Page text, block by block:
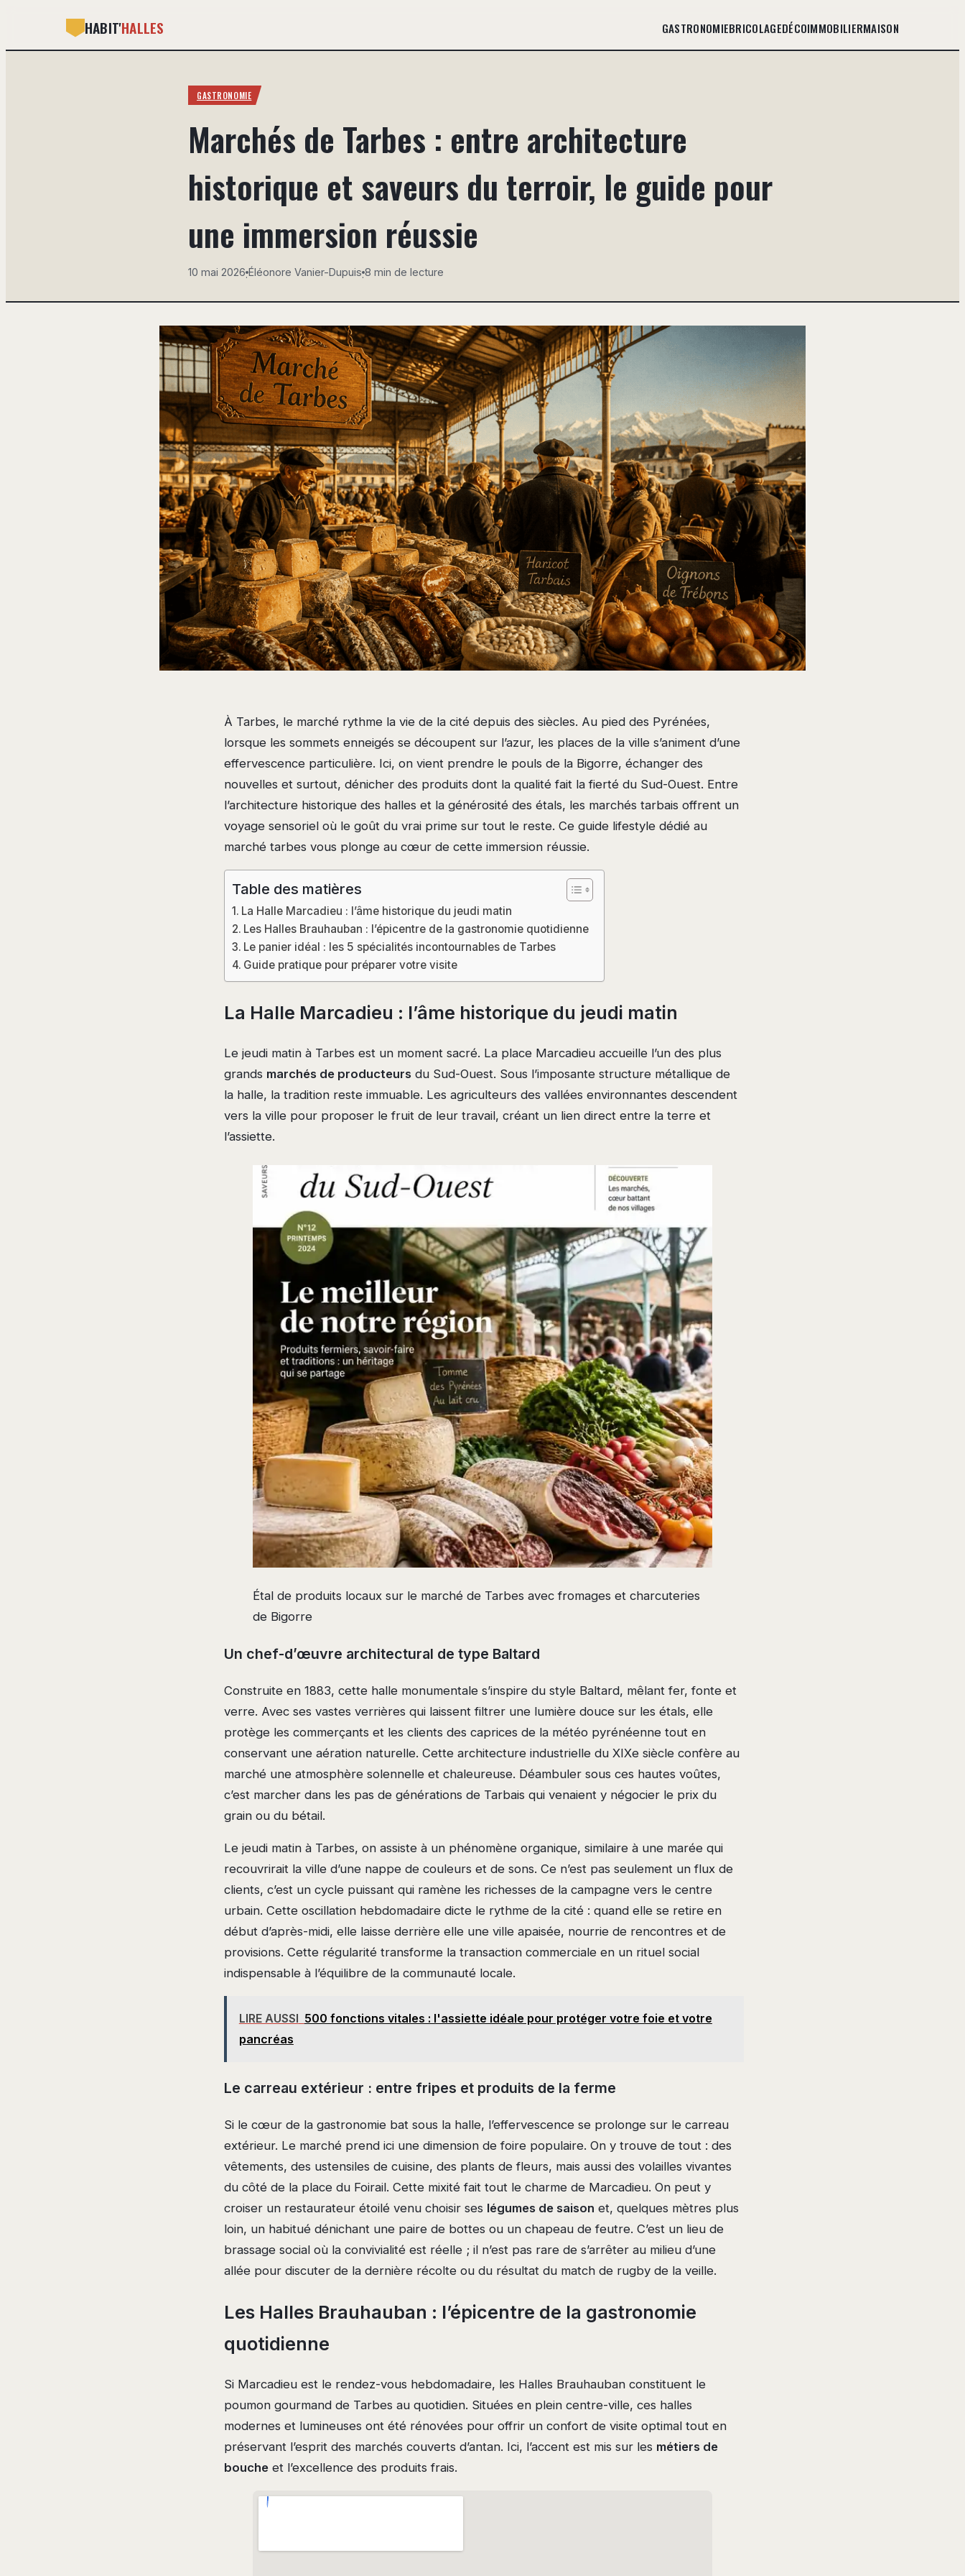
HABIT'HALLES GASTRONOMIEBRICOLAGEDÉCOIMMOBILIERMAISON
GASTRONOMIE
Marchés de Tarbes : entre architecture
historique et saveurs du terroir, le guide pour
une immersion réussie
10 mai 2026·Éléonore Vanier-Dupuis·8 min de lecture
À Tarbes, le marché rythme la vie de la cité depuis des siècles. Au pied des Pyrénées,
lorsque les sommets enneigés se découpent sur l’azur, les places de la ville s’animent d’une
effervescence particulière. Ici, on vient prendre le pouls de la Bigorre, échanger des
nouvelles et surtout, dénicher des produits dont la qualité fait la fierté du Sud-Ouest. Entre
l’architecture historique des halles et la générosité des étals, les marchés tarbais offrent un
voyage sensoriel où le goût du vrai prime sur tout le reste. Ce guide lifestyle dédié au
marché tarbes vous plonge au cœur de cette immersion réussie.
Table des matières
La Halle Marcadieu : l’âme historique du jeudi matin
Les Halles Brauhauban : l’épicentre de la gastronomie quotidienne
Le panier idéal : les 5 spécialités incontournables de Tarbes
Guide pratique pour préparer votre visite
La Halle Marcadieu : l’âme historique du jeudi matin
Le jeudi matin à Tarbes est un moment sacré. La place Marcadieu accueille l’un des plus
grands marchés de producteurs du Sud-Ouest. Sous l’imposante structure métallique de
la halle, la tradition reste immuable. Les agriculteurs des vallées environnantes descendent
vers la ville pour proposer le fruit de leur travail, créant un lien direct entre la terre et
l’assiette.
Étal de produits locaux sur le marché de Tarbes avec fromages et charcuteries
de Bigorre
Un chef-d’œuvre architectural de type Baltard
Construite en 1883, cette halle monumentale s’inspire du style Baltard, mêlant fer, fonte et
verre. Avec ses vastes verrières qui laissent filtrer une lumière douce sur les étals, elle
protège les commerçants et les clients des caprices de la météo pyrénéenne tout en
conservant une aération naturelle. Cette architecture industrielle du XIXe siècle confère au
marché une atmosphère solennelle et chaleureuse. Déambuler sous ces hautes voûtes,
c’est marcher dans les pas de générations de Tarbais qui venaient y négocier le prix du
grain ou du bétail.
Le jeudi matin à Tarbes, on assiste à un phénomène organique, similaire à une marée qui
recouvrirait la ville d’une nappe de couleurs et de sons. Ce n’est pas seulement un flux de
clients, c’est un cycle puissant qui ramène les richesses de la campagne vers le centre
urbain. Cette oscillation hebdomadaire dicte le rythme de la cité : quand elle se retire en
début d’après-midi, elle laisse derrière elle une ville apaisée, nourrie de rencontres et de
provisions. Cette régularité transforme la transaction commerciale en un rituel social
indispensable à l’équilibre de la communauté locale.
LIRE AUSSI 500 fonctions vitales : l'assiette idéale pour protéger votre foie et votre
pancréas
Le carreau extérieur : entre fripes et produits de la ferme
Si le cœur de la gastronomie bat sous la halle, l’effervescence se prolonge sur le carreau
extérieur. Le marché prend ici une dimension de foire populaire. On y trouve de tout : des
vêtements, des ustensiles de cuisine, des plants de fleurs, mais aussi des volailles vivantes
du côté de la place du Foirail. Cette mixité fait tout le charme de Marcadieu. On peut y
croiser un restaurateur étoilé venu choisir ses légumes de saison et, quelques mètres plus
loin, un habitué dénichant une paire de bottes ou un chapeau de feutre. C’est un lieu de
brassage social où la convivialité est réelle ; il n’est pas rare de s’arrêter au milieu d’une
allée pour discuter de la dernière récolte ou du résultat du match de rugby de la veille.
Les Halles Brauhauban : l’épicentre de la gastronomie
quotidienne
Si Marcadieu est le rendez-vous hebdomadaire, les Halles Brauhauban constituent le
poumon gourmand de Tarbes au quotidien. Situées en plein centre-ville, ces halles
modernes et lumineuses ont été rénovées pour offrir un confort de visite optimal tout en
préservant l’esprit des marchés couverts d’antan. Ici, l’accent est mis sur les métiers de
bouche et l’excellence des produits frais.